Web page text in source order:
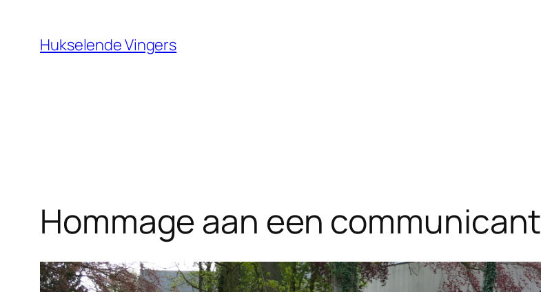
Hukselende Vingers
Hommage aan een communicant